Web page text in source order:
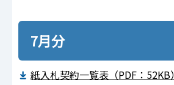
7月分
紙入札契約一覧表（PDF：52KB）